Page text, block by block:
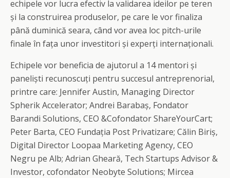
echipele vor lucra efectiv la validarea ideilor pe teren
și la construirea produselor, pe care le vor finaliza
până duminică seara, când vor avea loc pitch-urile
finale în fața unor investitori și experți internaționali.
Echipele vor beneficia de ajutorul a 14 mentori și
paneliști recunoscuți pentru succesul antreprenorial,
printre care: Jennifer Austin, Managing Director
Spherik Accelerator; Andrei Barabaș, Fondator
Barandi Solutions, CEO &Cofondator ShareYourCart;
Peter Barta, CEO Fundația Post Privatizare; Călin Biriș,
Digital Director Loopaa Marketing Agency, CEO
Negru pe Alb; Adrian Gheară, Tech Startups Advisor &
Investor, cofondator Neobyte Solutions; Mircea